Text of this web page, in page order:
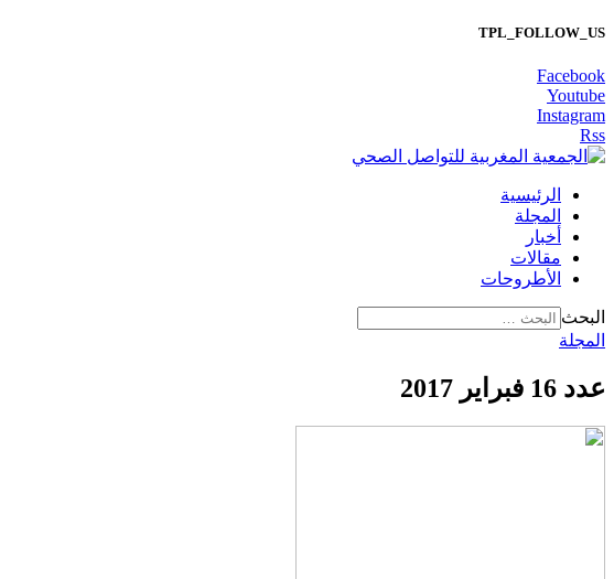
TPL_FOLLOW_US
Facebook
Youtube
Instagram
Rss
الرئيسية
المجلة
أخبار
مقالات
الأطروحات
البحث
المجلة
عدد 16 فبراير 2017